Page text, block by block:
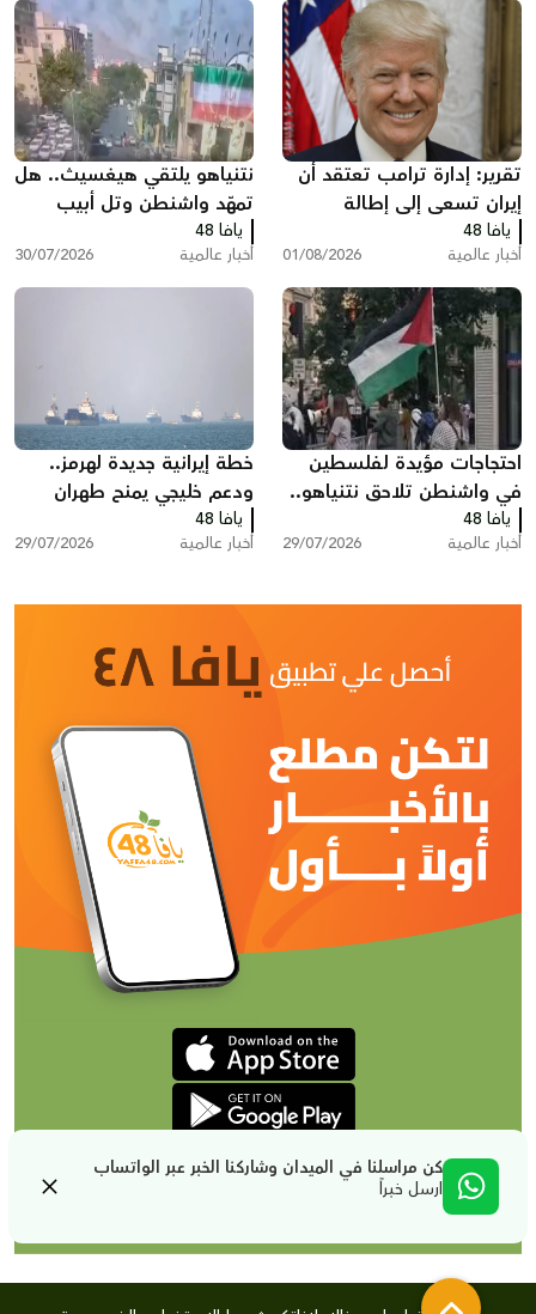
كن مراسلنا في الميدان وشاركنا الخبر عبر الواتساب
ارسل خبراً
تقرير: إدارة ترامب تعتقد أن
إيران تسعى إلى إطالة
المفاوضات ودول خليجية
تدعو إلى تصعيد أمريكي
يافا 48
أخبار عالمية 01/08/2026
نتنياهو يلتقي هيغسيث.. هل
تمهّد واشنطن وتل أبيب
لضربة جديدة ضد إيران؟
يافا 48
أخبار عالمية 30/07/2026
احتجاجات مؤيدة لفلسطين
في واشنطن تلاحق نتنياهو..
هتافات وصفارات إنذار أمام
مقر إقامته
يافا 48
أخبار عالمية 29/07/2026
خطة إيرانية جديدة لهرمز..
ودعم خليجي يمنح طهران
نفوذا غير مسبوق
يافا 48
أخبار عالمية 29/07/2026